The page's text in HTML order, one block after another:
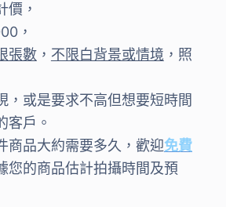
價，
，
張數， 不限白背景或情境 ，照
，或是要求不高但想要短時間
客戶。
商品大約需要多久，歡迎免費
您的商品估計拍攝時間及預